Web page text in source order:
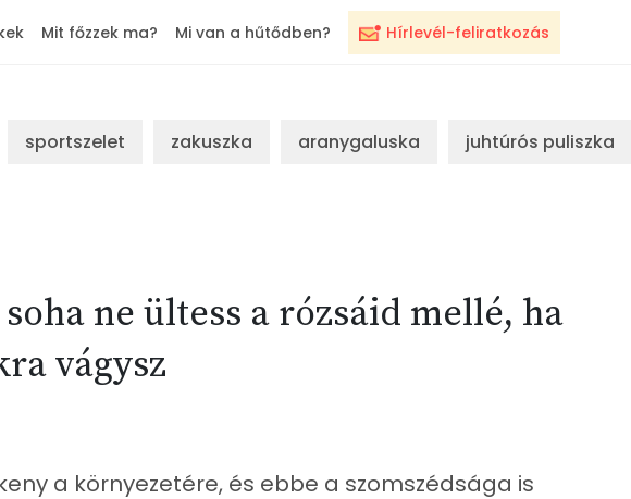
Hírlevél-feliratkozás
Mit főzzek ma? Mi van a hűtődben?
sportszelet zakuszka aranygaluska juhtúrós puliszka
ne ültess a rózsáid mellé, ha
vágysz
a környezetére, és ebbe a szomszédsága is